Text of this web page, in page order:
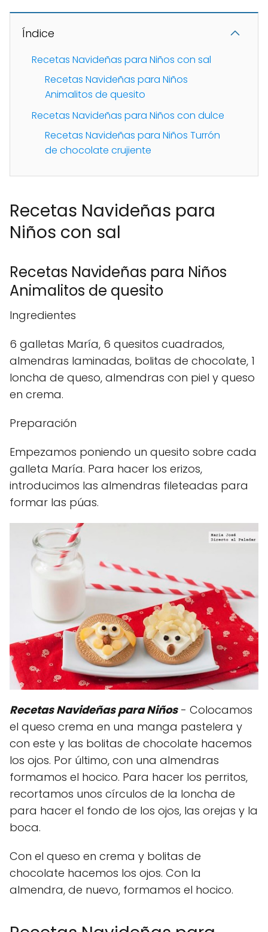
Índice
Recetas Navideñas para Niños con sal
Recetas Navideñas para Niños
Animalitos de quesito
Recetas Navideñas para Niños con dulce
Recetas Navideñas para Niños Turrón
de chocolate crujiente
Recetas Navideñas para
Niños con sal
Recetas Navideñas para Niños
Animalitos de quesito
Ingredientes
6 galletas María, 6 quesitos cuadrados,
almendras laminadas, bolitas de chocolate, 1
loncha de queso, almendras con piel y queso
en crema.
Preparación
Empezamos poniendo un quesito sobre cada
galleta María. Para hacer los erizos,
introducimos las almendras fileteadas para
formar las púas.
Recetas Navideñas para Niños- Colocamos
el queso crema en una manga pastelera y
con este y las bolitas de chocolate hacemos
los ojos. Por último, con una almendras
formamos el hocico. Para hacer los perritos,
recortamos unos círculos de la loncha de
para hacer el fondo de los ojos, las orejas y la
boca.
Con el queso en crema y bolitas de
chocolate hacemos los ojos. Con la
almendra, de nuevo, formamos el hocico.